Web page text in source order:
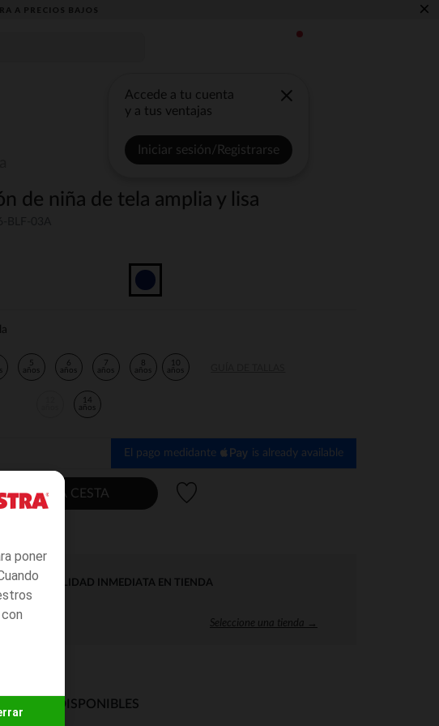
poner
A PRECIOS BAJOS ×
Accede a tu cuenta
y a tus ventajas
Iniciar sesión/Registrarse
de niña de tela amplia y lisa
5
años
6
años
7
años
8
años
10
años
14
años
El pago medidante is already available
A LA CESTA
DISPONIBILIDAD INMEDIATA EN TIENDA
Seleccione una tienda →
ENVÍO DISPONIBLES